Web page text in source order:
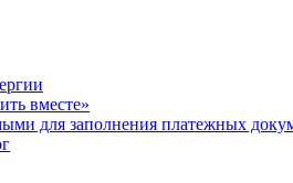
вместе»
для заполнения платежных